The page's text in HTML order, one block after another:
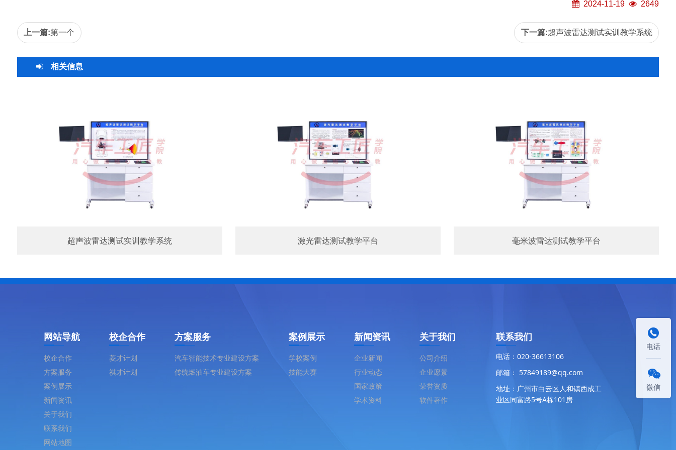
2024-11-19 2649
上一篇:第一个 下一篇:超声波雷达测试实训教学系统
相关信息
超声波雷达测试实训教学系统 激光雷达测试教学平台 毫米波雷达测试教学平台
网站导航
校企合作
方案服务
案例展示
新闻资讯
关于我们
联系我们
网站地图
校企合作
菱才计划
祺才计划
方案服务
汽车智能技术专业建设方案
传统燃油车专业建设方案
案例展示
学校案例
技能大赛
新闻资讯
企业新闻
行业动态
国家政策
学术资料
关于我们
公司介绍
企业愿景
荣誉资质
软件著作
联系我们
电话：020-36613106
邮箱： 57849189@qq.com
地址：广州市白云区人和镇西成工
业区同富路5号A栋101房

电话

微信